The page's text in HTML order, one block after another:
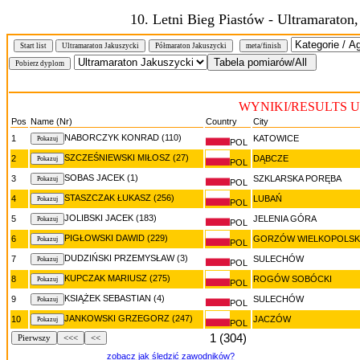
10. Letni Bieg Piastów - Ultramaraton,
Start list Ultramaraton Jakuszycki Półmaraton Jakuszycki meta/finish
WYNIKI/RESULTS
Pos Name (Nr) Country
City
1
NABORCZYK KONRAD (110) POL KATOWICE
2 SZCZEŚNIEWSKI MIŁOSZ (27) POL DĄBCZE
3 SOBAS JACEK (1) POL SZKLARSKA PORĘBA
4 STASZCZAK ŁUKASZ (256) POL LUBAŃ
5 JOLIBSKI JACEK (183) POL JELENIA GÓRA
6 PIGŁOWSKI DAWID (229) POL GORZÓW
7 DUDZIŃSKI PRZEMYSŁAW (3) POL SULECHÓW
8 KUPCZAK MARIUSZ (275) POL ROGÓW SOBÓCKI
9 KSIĄŻEK SEBASTIAN (4) POL SULECHÓW
10 JANKOWSKI GRZEGORZ (247) POL JACZÓW
Pierwszy <<< << 1 (304)
zobacz jak śledzić zawodników?